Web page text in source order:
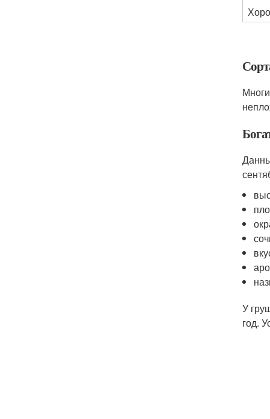
У
год.